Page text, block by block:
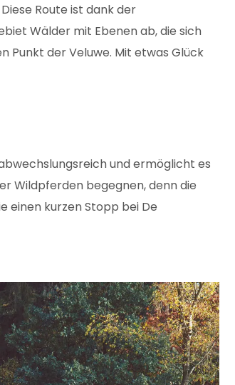
Route ist dank der
Wälder mit Ebenen ab, die sich
Punkt der Veluwe. Mit etwas Glück
und ermöglicht es
Wildpferden begegnen, denn die
einen kurzen Stopp bei De